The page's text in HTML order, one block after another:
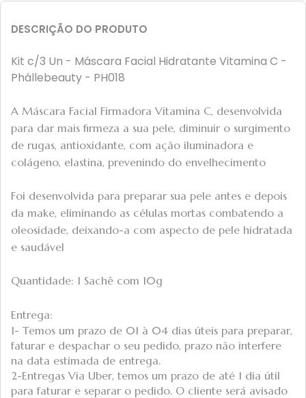
DESCRIÇÃO DO PRODUTO
Kit c/3 Un - Máscara Facial Hidratante Vitamina C -
Phállebeauty - PH018
A Máscara Facial Firmadora Vitamina C, desenvolvida
para dar mais firmeza a sua pele, diminuir o surgimento
de rugas, antioxidante, com ação iluminadora e
colágeno, elastina, prevenindo do envelhecimento
Foi desenvolvida para preparar sua pele antes e depois
da make, eliminando as células mortas combatendo a
oleosidade, deixando-a com aspecto de pele hidratada
e saudável
Quantidade: 1 Sachê com 10g
Entrega:
1- Temos um prazo de 01 à 04 dias úteis para preparar,
faturar e despachar o seu pedido, prazo não interfere
na data estimada de entrega.
2-Entregas Via Uber, temos um prazo de até 1 dia útil
para faturar e separar o pedido. O cliente será avisado